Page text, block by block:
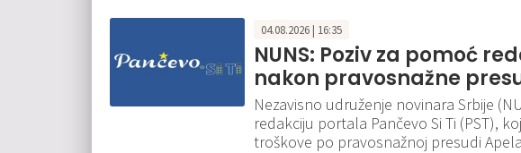
04.08.2026 | 16:35
NUNS: Poziv za pomoć
nakon pravosnažne
Nezavisno udruženje novinara Srbije
redakciju portala Pančevo Si Ti (PST),
troškove po pravosnažnoj presudi